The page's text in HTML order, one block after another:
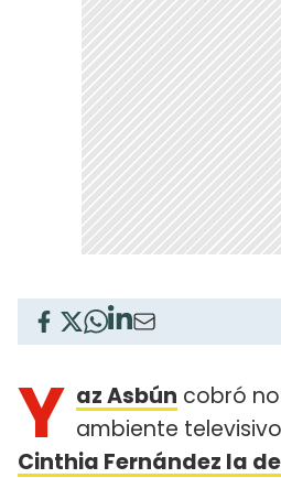
Y az Asbún cobró
ambiente
Cinthia Fernández la